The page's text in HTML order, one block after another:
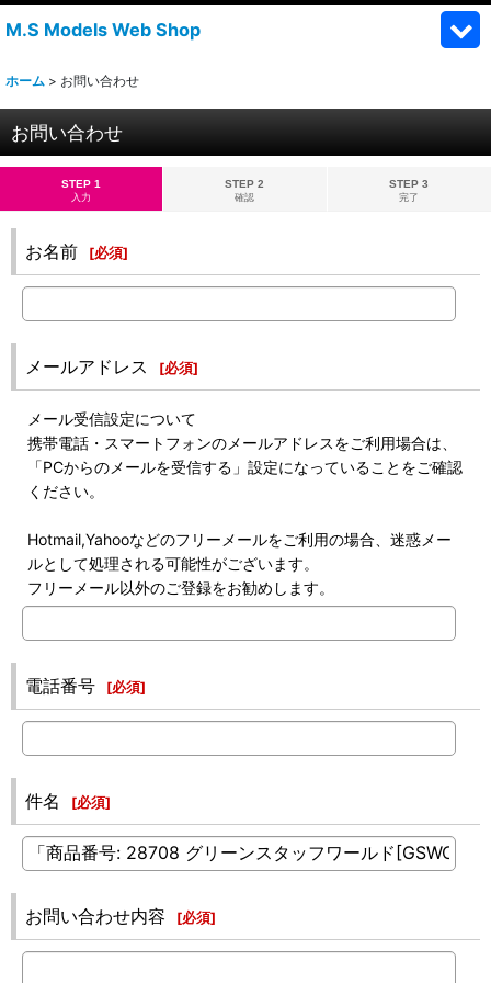
M.S Models Web Shop
ホーム > お問い合わせ
お問い合わせ
STEP 1
入力
STEP 2
確認
STEP 3
完了
お名前 [必須]
メールアドレス [必須]
メール受信設定について
携帯電話・スマートフォンのメールアドレスをご利用場合は、
「PCからのメールを受信する」設定になっていることをご確認
ください。
Hotmail,Yahooなどのフリーメールをご利用の場合、迷惑メー
ルとして処理される可能性がございます。
フリーメール以外のご登録をお勧めします。
電話番号 [必須]
件名 [必須]
お問い合わせ内容 [必須]